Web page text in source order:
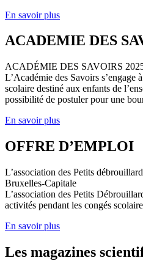
En savoir plus
ACADEMIE DES
ACADÉMIE DES SAVOIRS
L’Académie des Savoirs s’engage
scolaire destiné aux enfants de
possibilité de postuler pour une
En savoir plus
OFFRE D’EMPLOI
L’association des Petits
Bruxelles-Capitale
L’association des Petits
activités pendant les congés
En savoir plus
Les magazines